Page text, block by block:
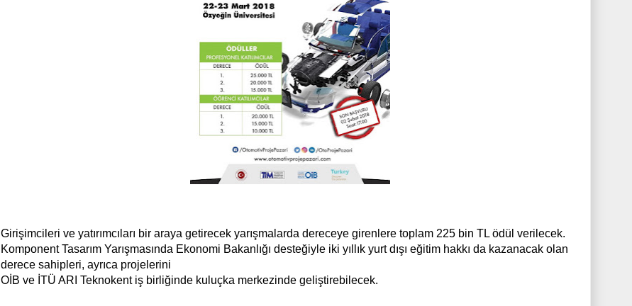
Girişimcileri ve yatırımcıları bir araya getirecek yarışmalarda dereceye girenlere toplam 225 bin TL ödül verilecek.
Komponent Tasarım Yarışmasında Ekonomi Bakanlığı desteğiyle iki yıllık yurt dışı eğitim hakkı da kazanacak olan
derece sahipleri, ayrıca projelerini
OİB ve İTÜ ARI Teknokent iş birliğinde kuluçka merkezinde geliştirebilecek.